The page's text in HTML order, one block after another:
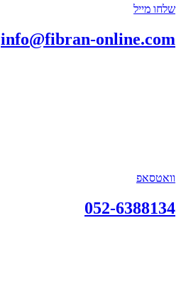
שלחו מייל
info@fibran-online.com
וואטסאפ
052-6388134